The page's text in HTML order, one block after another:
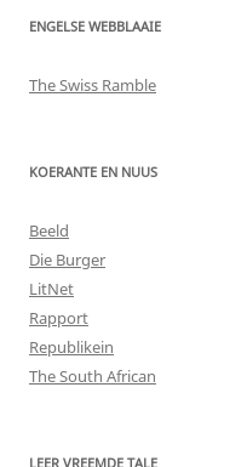
ENGELSE WEBBLAAIE
The Swiss Ramble
KOERANTE EN NUUS
Beeld
Die Burger
LitNet
Rapport
Republikein
The South African
LEER VREEMDE TALE